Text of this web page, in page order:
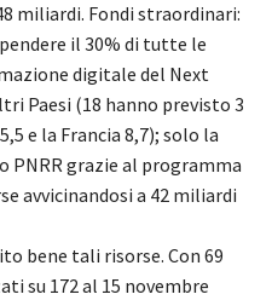
miliardi. Fondi straordinari:
il 30% di tutte le
digitale del Next
Paesi (18 hanno previsto 3
e la Francia 8,7); solo la
PNRR grazie al programma
avvicinandosi a 42 miliardi
bene tali risorse. Con 69
su 172 al 15 novembre